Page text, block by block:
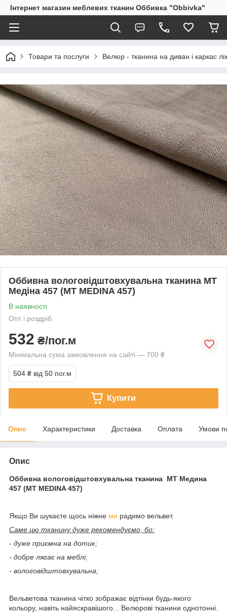
Інтернет магазин меблевих тканин Оббивка "Obbivka"
Товари та послуги Велюр - тканина на диван і каркас
Оббивна вологовідштовхувальна тканина МТ
Медіна 457 (MT MEDINA 457)
В наявності
Опт і роздріб
532 ₴/пог.м
Мінімальна сума замовлення на сайті — 700 ₴
504 ₴ від 50 пог.м
Купити
Опис Характеристики Доставка Оплата Умови
Опис
Оббивна вологовідштовхувальна тканина МТ Медина
457 (MT MEDINA 457)
Якщо Ви шукаєте щось ніжне ми радимо вельвет.
Саме цю тканину дуже рекомендуємо, бо:
- дуже приємна на дотик;
- добре лягає на меблі;
- вологовідштовхувальна;
Вельветова тканина чітко зображає відтінки будь-якого
кольору, навіть найяскравішого... Велюрові тканини однотонні.